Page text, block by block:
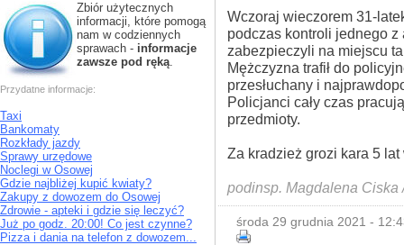
Zbiór użytecznych
informacji, które pomogą
nam w codziennych
sprawach - informacje
zawsze pod ręką.
Przydatne informacje:
Taxi
Bankomaty
Rozkłady jazdy
Sprawy urzędowe
Noclegi w Osowej
Gdzie najbliżej kupić kwiaty?
Zakupy z dowozem do Osowej
Zdrowie - apteki i gdzie się leczyć?
Już po godz. 20:00! Co jest czynne?
Pizza i dania na telefon z dowozem...
Wczoraj wieczorem 31-
podczas kontroli jednego
zabezpieczyli na miejscu
Mężczyzna trafił do
przesłuchany i
Policjanci cały czas
przedmioty.
Za kradzież grozi kara 5
podinsp. Magdalena Ciska
środa 29 grudnia 2021 -